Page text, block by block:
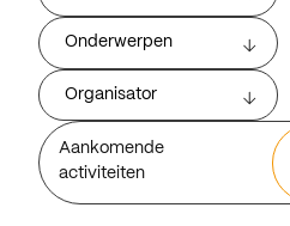
Onderwerpen
Organisator
Aankomende
activiteiten